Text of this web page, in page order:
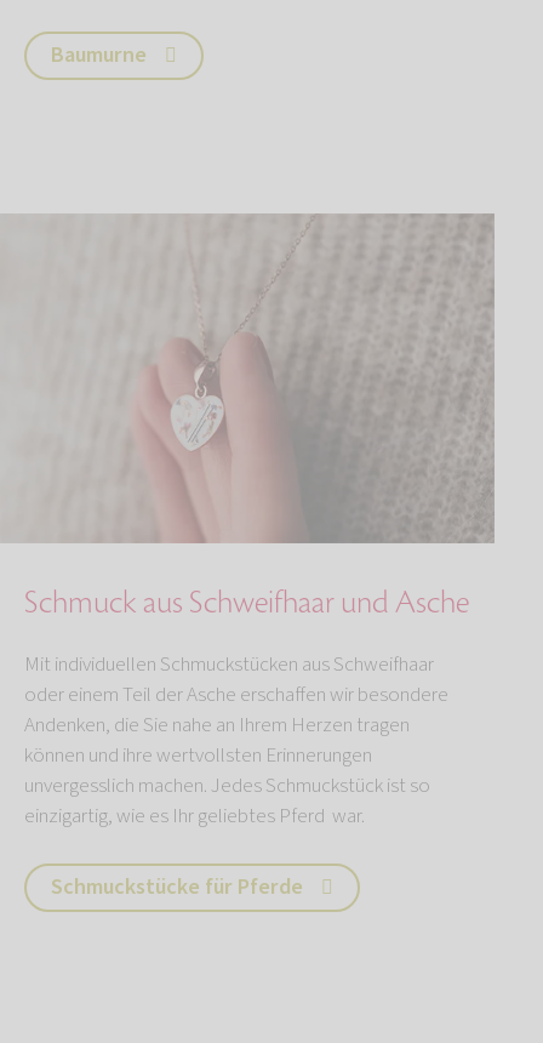
Baumurne
Schmuck aus Schweifhaar und Asche
Mit individuellen Schmuckstücken aus Schweifhaar
oder einem Teil der Asche erschaffen wir besondere
Andenken, die Sie nahe an Ihrem Herzen tragen
können und ihre wertvollsten Erinnerungen
unvergesslich machen. Jedes Schmuckstück ist so
einzigartig, wie es Ihr geliebtes Pferd war.
Schmuckstücke für Pferde